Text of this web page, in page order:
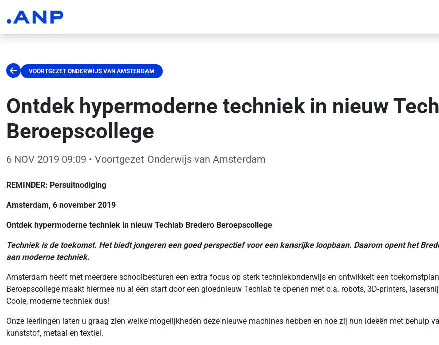
VOORTGEZET ONDERWIJS VAN AMSTERDAM
Ontdek hypermoderne techniek in nieuw
Beroepscollege
6 NOV 2019 09:09 • Voortgezet Onderwijs van Amsterdam
REMINDER: Persuitnodiging
Amsterdam, 6 november 2019
Ontdek hypermoderne techniek in nieuw Techlab Bredero Beroepscollege
Techniek is de toekomst. Het biedt jongeren een goed perspectief voor een kansrijke loopbaan. Daarom opent het
aan moderne techniek.
Amsterdam heeft met meerdere schoolbesturen een extra focus op sterk techniekonderwijs en ontwikkelt een
Beroepscollege maakt hiermee nu al een start door een gloednieuw Techlab te openen met o.a. robots, 3D-printers,
Coole, moderne techniek dus!
Onze leerlingen laten u graag zien welke mogelijkheden deze nieuwe machines hebben en hoe zij hun ideeën met behulp
kunststof, metaal en textiel.